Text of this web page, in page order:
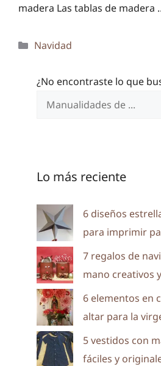
madera Las tablas de madera
Categorías
Navidad
¿No encontraste lo que
Lo más reciente
6 diseños
para imprimir
7 regalos de
mano creativos
6 elementos en
altar para la
5 vestidos con
fáciles y